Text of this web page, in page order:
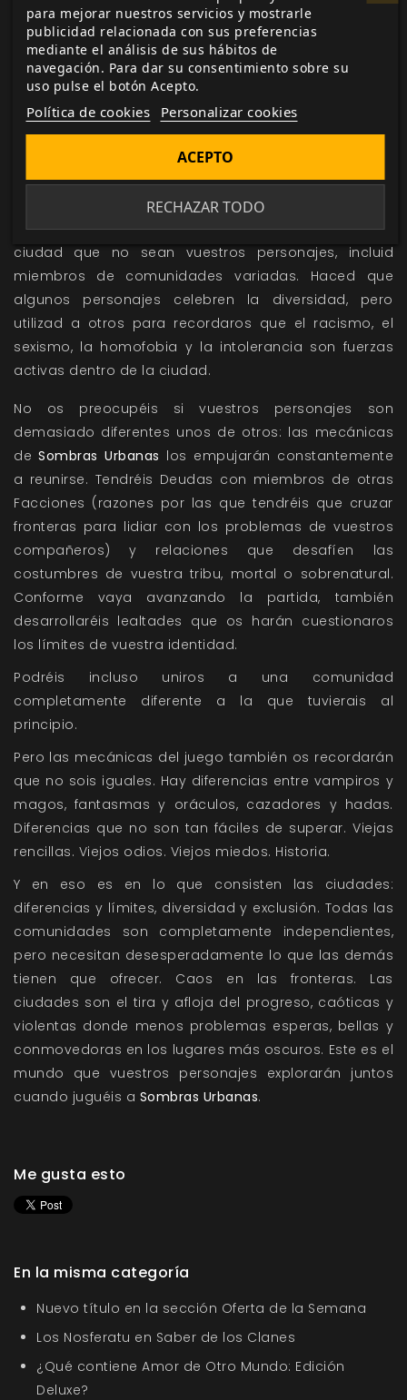
vuestro estado como inmigrantes, por vuestro
pasado.
Lleva a tu personaje a las fronteras entre grupos
sociales. Explora lo que significa amar a alguien a
quien tu comunidad odia o violar alguna norma de tu
tribu, mortal o sobrenatural. Intenta vivir con las
tensiones que implican unas normas sociales
imperfectas.
Esforzaos por hacer que el elenco de personajes sea
diverso. Cuando describáis a otros residentes de la
ciudad que no sean vuestros personajes, incluid
miembros de comunidades variadas. Haced que
algunos personajes celebren la diversidad, pero
utilizad a otros para recordaros que el racismo, el
sexismo, la homofobia y la intolerancia son fuerzas
activas dentro de la ciudad.
No os preocupéis si vuestros personajes son
demasiado diferentes unos de otros: las mecánicas
deSombras Urbanas los empujarán constantemente
a reunirse. Tendréis Deudas con miembros de otras
Facciones (razones por las que tendréis que cruzar
fronteras para lidiar con los problemas de vuestros
compañeros) y relaciones que desafíen las
costumbres de vuestra tribu, mortal o sobrenatural.
Conforme vaya avanzando la partida, también
desarrollaréis lealtades que os harán cuestionaros
los límites de vuestra identidad.
Podréis incluso uniros a una comunidad
completamente diferente a la que tuvierais al
principio.
Pero las mecánicas del juego también os recordarán
que no sois iguales. Hay diferencias entre vampiros y
magos, fantasmas y oráculos, cazadores y hadas.
Diferencias que no son tan fáciles de superar. Viejas
rencillas. Viejos odios. Viejos miedos. Historia.
Y en eso es en lo que consisten las ciudades:
diferencias y límites, diversidad y exclusión. Todas las
comunidades son completamente independientes,
pero necesitan desesperadamente lo que las demás
tienen que ofrecer. Caos en las fronteras. Las
ciudades son el tira y afloja del progreso, caóticas y
violentas donde menos problemas esperas, bellas y
conmovedoras en los lugares más oscuros. Este es el
mundo que vuestros personajes explorarán juntos
cuando juguéis a Sombras Urbanas.
Me gusta esto
En la misma categoría
Nuevo título en la sección Oferta de la Semana
Los Nosferatu en Saber de los Clanes
¿Qué contiene Amor de Otro Mundo: Edición
Deluxe?
para mejorar nuestros servicios y mostrarle
publicidad relacionada con sus preferencias
mediante el análisis de sus hábitos de
navegación. Para dar su consentimiento sobre su
uso pulse el botón Acepto.
Política de cookies Personalizar cookies
RECHAZAR TODO
ACEPTO